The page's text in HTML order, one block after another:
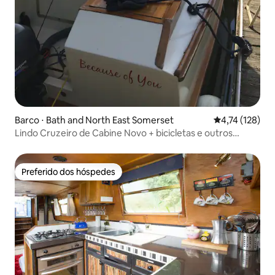
Barco ⋅ Bath and North East Somerset 4,74 de uma
4,74 (128)
Lindo Cruzeiro de Cabine Novo + bicicletas e outros
Preferido dos hóspedes
Preferido dos hóspedes